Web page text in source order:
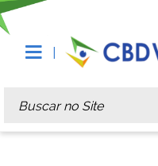
Busca
Busca Avançada…